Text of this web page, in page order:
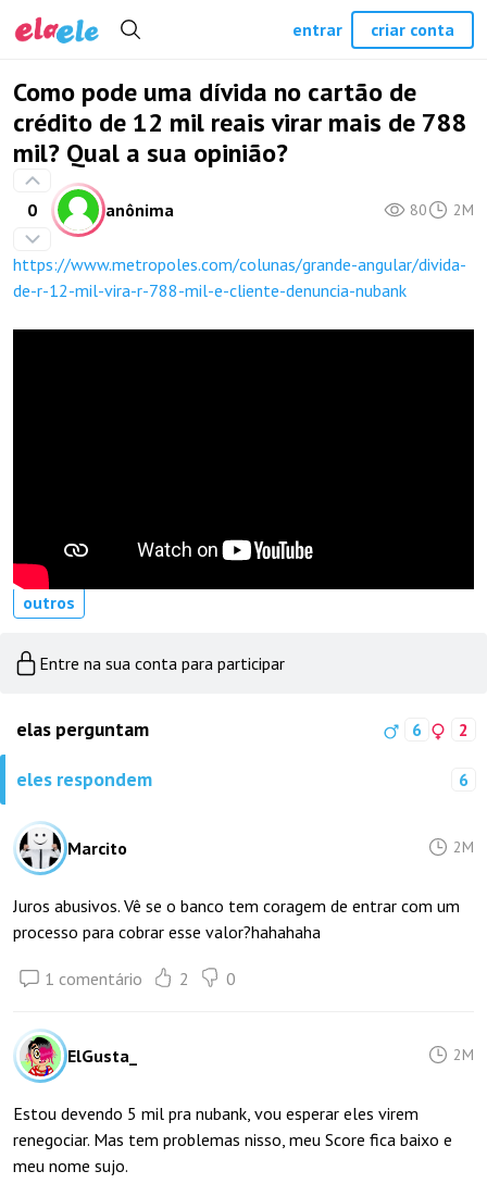
Como pode uma dívida no cartão de
crédito de 12 mil reais virar mais de 788
mil? Qual a sua opinião?
0 anônima 80 2M
https://www.metropoles.com/colunas/grande-angular/divida-
de-r-12-mil-vira-r-788-mil-e-cliente-denuncia-nubank
outros
Entre na sua conta para participar
elas perguntam 6 2
eles respondem 6
Marcito 2M
Juros abusivos. Vê se o banco tem coragem de entrar com um
processo para cobrar esse valor?hahahaha
1 comentário 2 0
ElGusta_ 2M
Estou devendo 5 mil pra nubank, vou esperar eles virem
renegociar. Mas tem problemas nisso, meu Score fica baixo e
meu nome sujo.
entrar criar conta